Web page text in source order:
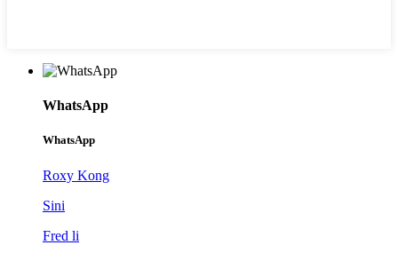
WhatsApp
WhatsApp
Roxy Kong
Sini
Fred li